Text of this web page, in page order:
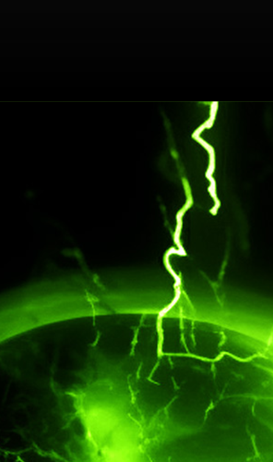
Greece
South
Africa
Brazil
Tablet
Mobile
Desktop